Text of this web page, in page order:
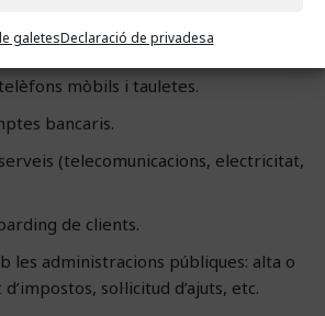
galetesDeclaració de privadesa
edificis i altres llocs.
mòbils i tauletes.
bancaris.
(telecomunicacions, electricitat,
de clients.
les administracions públiques: alta o
sol·licitud d’ajuts, etc.